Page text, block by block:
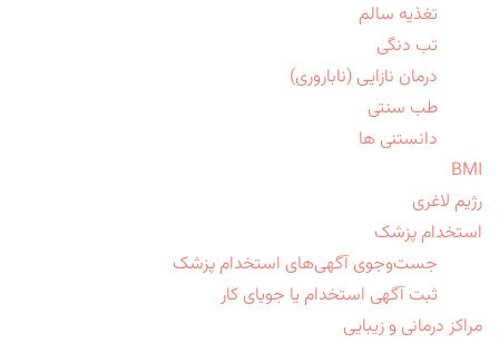
تغذیه سالم
تب دنگی
درمان نازایی (ناباروری)
طب سنتی
دانستنی ها
BMI
رژیم لاغری
استخدام پزشک
جست‌وجوی آگهی‌های استخدام پزشک
ثبت آگهی استخدام یا جویای کار
مراکز درمانی و زیبایی